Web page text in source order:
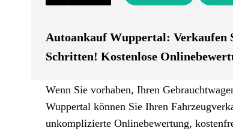
Autoankauf Wuppertal: Verkaufen
Schritten! Kostenlose
Wenn Sie vorhaben, Ihren
Wuppertal können Sie Ihren
unkomplizierte Onlinebewertung,